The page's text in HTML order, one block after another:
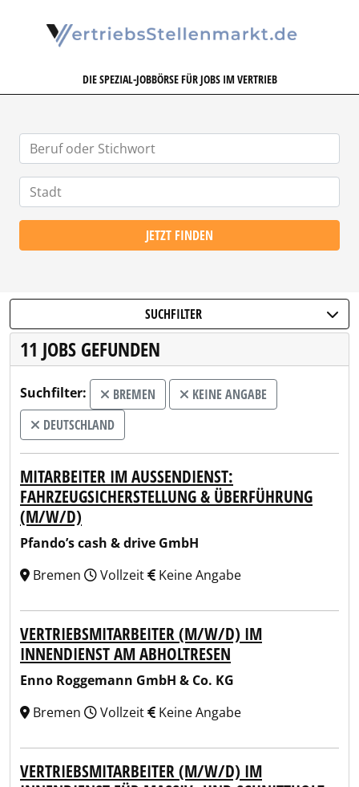
DIE SPEZIAL-JOBBÖRSE FÜR JOBS IM VERTRIEB
JETZT FINDEN
SUCHFILTER
11 JOBS GEFUNDEN
Suchfilter: BREMEN
KEINE ANGABE
DEUTSCHLAND
MITARBEITER IM AUSSENDIENST: F
AHRZEUGSICHERSTELLUNG & ÜBERFÜHRUNG (
M/W/D)
Pfando’s cash & drive GmbH
Bremen
Vollzeit Keine Angabe
VERTRIEBSMITARBEITER (M/W/D) IM
INNENDIENST AM ABHOLTRESEN
Enno Roggemann GmbH & Co. KG
Bremen
Vollzeit Keine Angabe
VERTRIEBSMITARBEITER (M/W/D) IM